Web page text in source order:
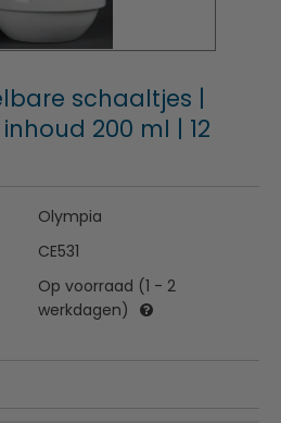
schaaltjes |
inhoud 200 ml | 12
Olympia
CE531
Op voorraad (1 - 2
werkdagen)